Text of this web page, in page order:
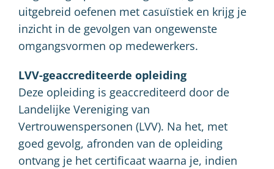
uitgebreid oefenen met casuïstiek en krijg je
inzicht in de gevolgen van ongewenste
omgangsvormen op medewerkers.
LVV-geaccrediteerde opleiding
Deze opleiding is geaccrediteerd door de
Landelijke Vereniging van
Vertrouwenspersonen (LVV). Na het, met
goed gevolg, afronden van de opleiding
ontvang je het certificaat waarna je, indien